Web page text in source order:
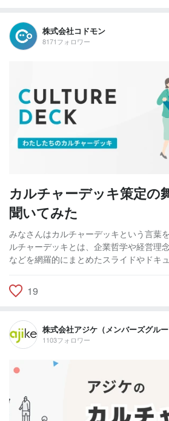
株式会社コドモン
8171フォロワー
カルチャーデッキ策定の
聞いてみた
みなさんはカルチャーデッキという言葉
ルチャーデッキとは、企業哲学や経営理
などを網羅的にまとめたスライドやドキ
19
株式会社アジケ（メンバーズグルー
1103フォロワー